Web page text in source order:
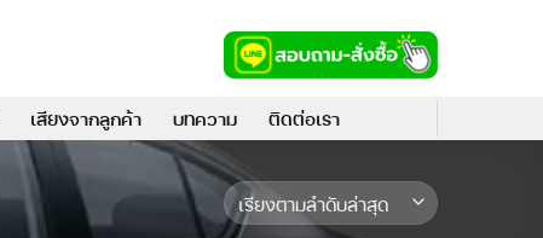
เสียงจากลูกค้า บทความ ติดต่อเรา